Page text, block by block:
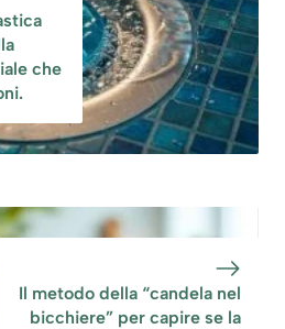
che
Il metodo della “candela nel
bicchiere” per capire se la